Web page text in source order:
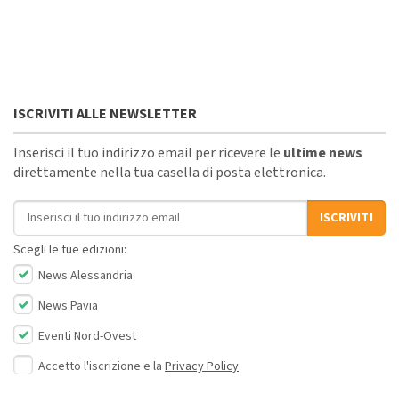
ISCRIVITI ALLE NEWSLETTER
Inserisci il tuo indirizzo email per ricevere le ultime news
direttamente nella tua casella di posta elettronica.
Indirizzo email
ISCRIVITI
Scegli le tue edizioni:
News Alessandria
News Pavia
Eventi Nord-Ovest
Accetto l'iscrizione e la Privacy Policy